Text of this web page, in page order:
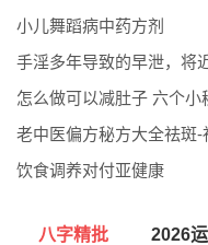
小儿舞蹈病中药方剂
怎么做可以减肚子 六个
老中医偏方秘方大全祛斑
饮食调养对付亚健康
八字精批 2026